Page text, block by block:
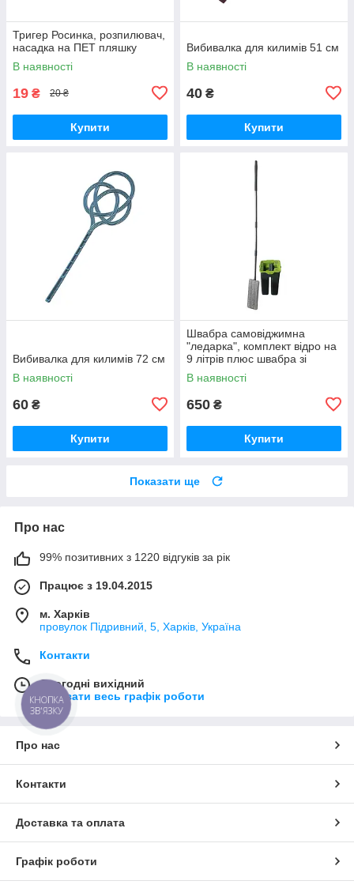
Тригер Росинка, розпилювач,
насадка на ПЕТ пляшку
В наявності
19 ₴ 20 ₴
Купити
Вибивалка для килимів 51 см
В наявності
40 ₴
Купити
Вибивалка для килимів 72 см
В наявності
60 ₴
Купити
Швабра самовіджимна
"ледарка", комплект відро на
9 літрів плюс швабра зі
змінною ганчіркою
мікрофіброю
В наявності
650 ₴
Купити
Показати ще
Про нас
99% позитивних з 1220 відгуків за рік
Працює з 19.04.2015
м. Харків
провулок Підривний, 5, Харків, Україна
Контакти
Сьогодні вихідний
Показати весь графік роботи
Про нас
Контакти
Доставка та оплата
Графік роботи
КНОПКА
ЗВ'ЯЗКУ